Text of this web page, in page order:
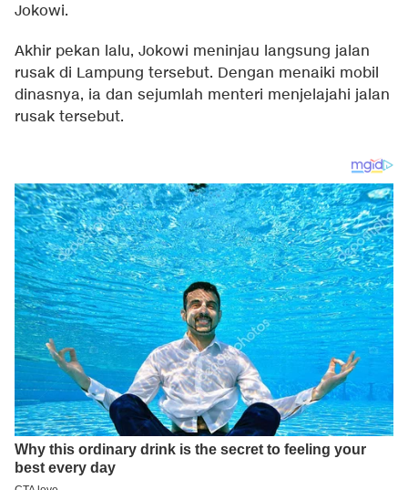
Jokowi.
Akhir pekan lalu, Jokowi meninjau langsung jalan
rusak di Lampung tersebut. Dengan menaiki mobil
dinasnya, ia dan sejumlah menteri menjelajahi jalan
rusak tersebut.